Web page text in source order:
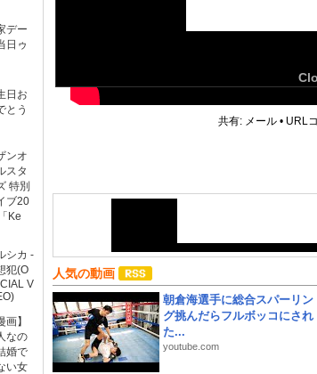
デー
日ゥ
日お
とう
ンオ
スタ
特別
ブ20
Ke
シカ -
犯(O
V
画】
なの
婚で
い女
共有: メール • URL
人気の動画
朝倉海選手に総合スパーリン
グ挑んだらフルボッコにされ
た...
youtube.com